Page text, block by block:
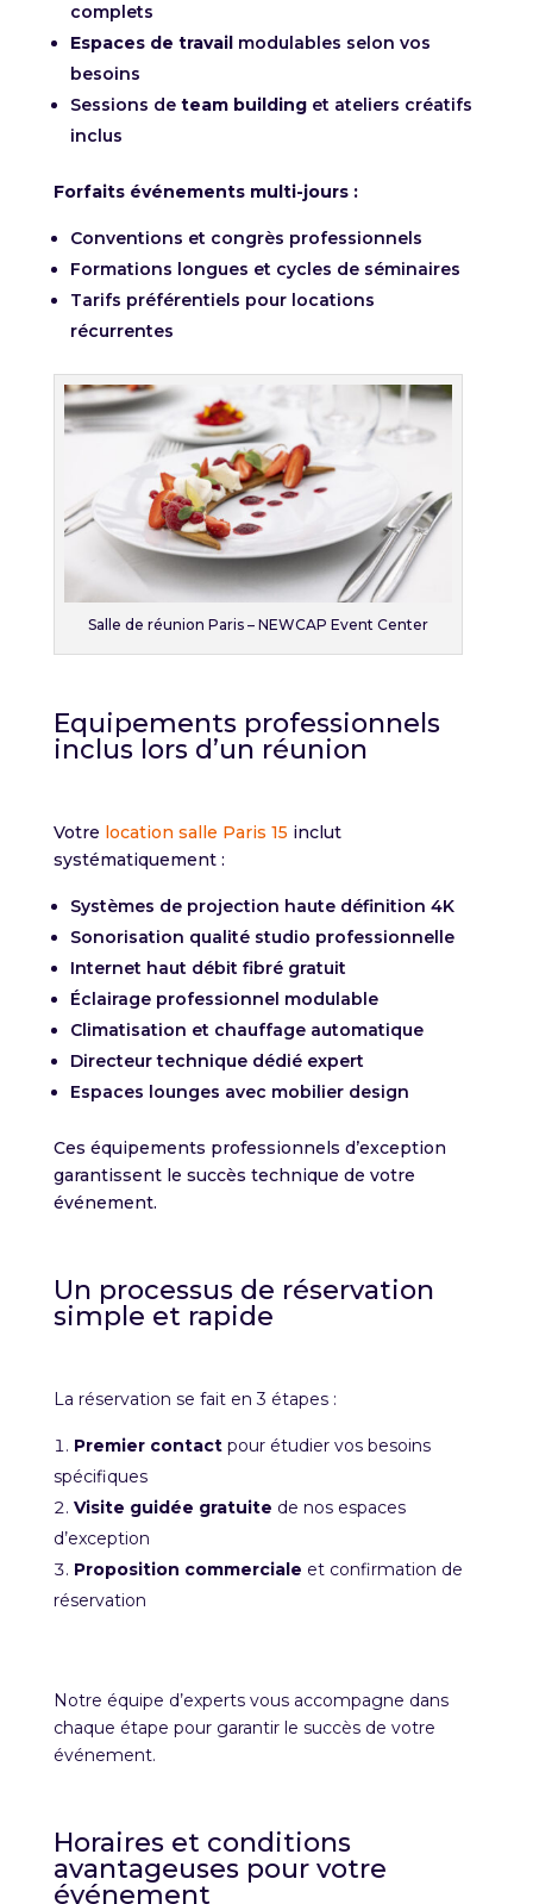
complets
Espaces de travailmodulables selon vos
besoins
Sessions de team buildinget ateliers créatifs
inclus
Forfaits événements multi-jours :
Conventions et congrès professionnels
Formations longues et cycles de séminaires
Tarifs préférentiels pour locations
récurrentes
Salle de réunion Paris – NEWCAP Event Center
Equipements professionnels
inclus lors d’un réunion
Votre location salle Paris 15 inclut
systématiquement :
Systèmes de projection haute définition 4K
Sonorisation qualité studio professionnelle
Internet haut débit fibré gratuit
Éclairage professionnel modulable
Climatisation et chauffage automatique
Directeur technique dédié expert
Espaces lounges avec mobilier design
Ces équipements professionnels d’exception
garantissent le succès technique de votre
événement.
Un processus de réservation
simple et rapide
La réservation se fait en 3 étapes :
Premier contactpour étudier vos besoins
spécifiques
Visite guidée gratuite de nos espaces
d’exception
Proposition commerciale et confirmation de
réservation
Notre équipe d’experts vous accompagne dans
chaque étape pour garantir le succès de votre
événement.
Horaires et conditions
avantageuses pour votre
événement